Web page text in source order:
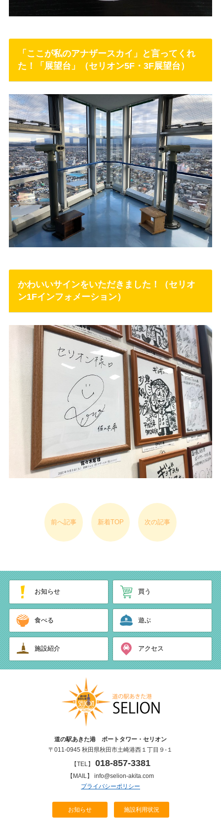
「ここが私のアナザースカイ」と言ってくれ
た！「展望台」（セリオン5F・3F展望台）
かわいいサインをいただきました！（セリオ
ン1Fインフォメーション）
前へ記事 新着TOP 次の記事
お知らせ 買う
食べる 遊ぶ
施設紹介 アクセス
道の駅あきた港 ポートタワー・セリオン
〒011-0945 秋田県秋田市土崎港西１丁目９-１
【TEL】 018-857-3381
【MAIL】 info@selion-akita.com
プライバシーポリシー
お知らせ 施設利用状況